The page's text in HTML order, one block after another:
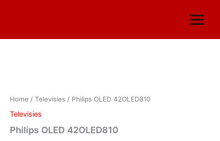
inhoud
Home / Televisies / Philips OLED 42OLED810
Televisies
Philips OLED 42OLED810
aantal